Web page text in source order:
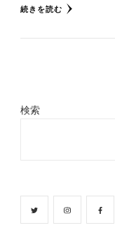
続きを読む
検索